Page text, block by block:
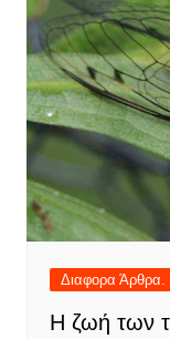
Διαφορα Άρθρα.
Η ζωή των